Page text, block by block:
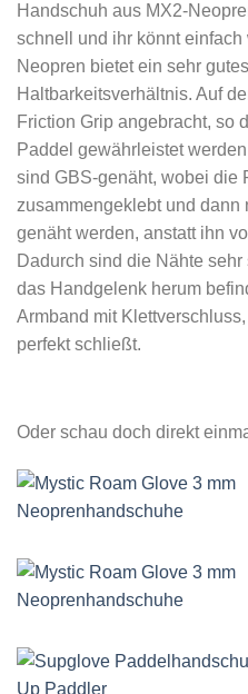
Handschuh aus MX2-
schnell und ihr könnt
Neopren bietet ein sehr
Haltbarkeitsverhältnis. Auf
Friction Grip angebracht, so
Paddel gewährleistet
sind GBS-genäht, wobei die
zusammengeklebt und dann
genäht werden, anstatt ihn
Dadurch sind die Nähte
das Handgelenk herum
Armband mit
perfekt schließt.
Oder schau doch direkt